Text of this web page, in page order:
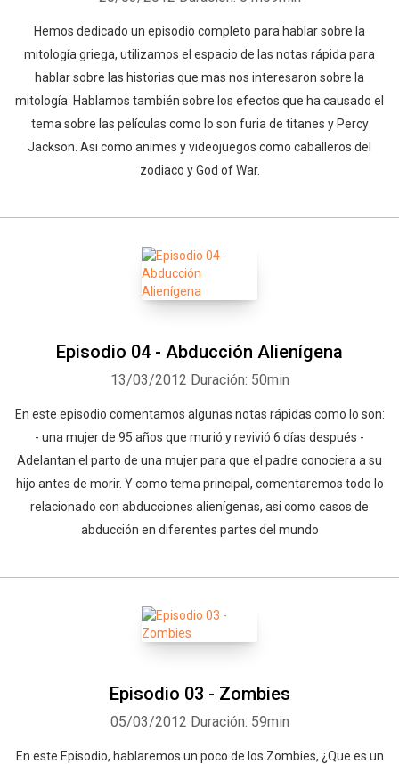
Hemos dedicado un episodio completo para hablar sobre la
mitología griega, utilizamos el espacio de las notas rápida para
hablar sobre las historias que mas nos interesaron sobre la
mitología. Hablamos también sobre los efectos que ha causado el
tema sobre las películas como lo son furia de titanes y Percy
Jackson. Asi como animes y videojuegos como caballeros del
zodiaco y God of War.
Episodio 04 - Abducción Alienígena
13/03/2012 Duración: 50min
En este episodio comentamos algunas notas rápidas como lo son:
- una mujer de 95 años que murió y revivió 6 días después -
Adelantan el parto de una mujer para que el padre conociera a su
hijo antes de morir. Y como tema principal, comentaremos todo lo
relacionado con abducciones alienígenas, asi como casos de
abducción en diferentes partes del mundo
Episodio 03 - Zombies
05/03/2012 Duración: 59min
En este Episodio, hablaremos un poco de los Zombies, ¿Que es un
Facebook Twitter